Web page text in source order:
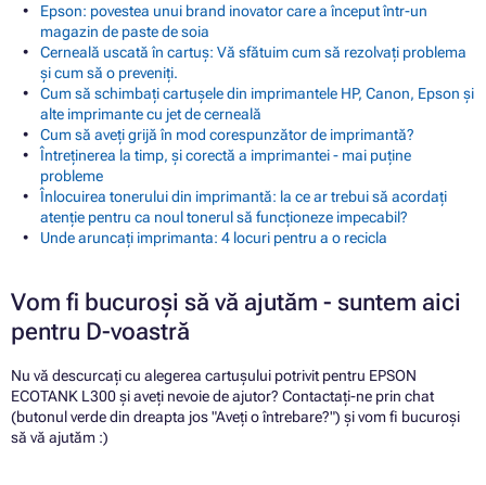
Epson: povestea unui brand inovator care a început într-un
magazin de paste de soia
Cerneală uscată în cartuș: Vă sfătuim cum să rezolvați problema
și cum să o preveniți.
Cum să schimbați cartușele din imprimantele HP, Canon, Epson și
alte imprimante cu jet de cerneală
Cum să aveți grijă în mod corespunzător de imprimantă?
Întreținerea la timp, și corectă a imprimantei - mai puține
probleme
Înlocuirea tonerului din imprimantă: la ce ar trebui să acordați
atenție pentru ca noul tonerul să funcționeze impecabil?
Unde aruncați imprimanta: 4 locuri pentru a o recicla
Vom fi bucuroși să vă ajutăm - suntem aici
pentru D-voastră
Nu vă descurcați cu alegerea cartușului potrivit pentru EPSON
ECOTANK L300 și aveți nevoie de ajutor? Contactați-ne prin chat
(butonul verde din dreapta jos "Aveți o întrebare?") și vom fi bucuroși
să vă ajutăm :)